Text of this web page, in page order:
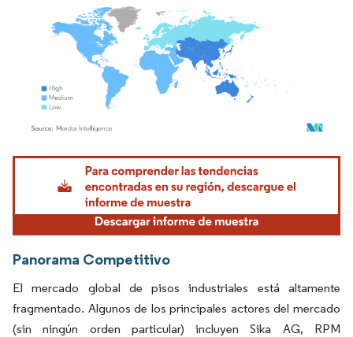
Imagen © Mordor Intelligence. El uso requiere atribución según CC BY 4.0.
Panorama Competitivo
El mercado global de pisos industriales está altamente
fragmentado. Algunos de los principales actores del mercado
(sin ningún orden particular) incluyen Sika AG, RPM